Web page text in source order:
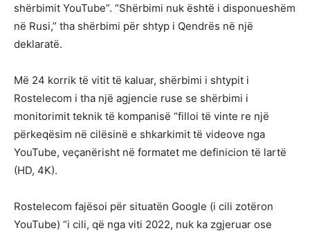
shërbimit YouTube”. “Shërbimi nuk është i disponueshëm
në Rusi,” tha shërbimi për shtyp i Qendrës në një
deklaratë.
Më 24 korrik të vitit të kaluar, shërbimi i shtypit i
Rostelecom i tha një agjencie ruse se shërbimi i
monitorimit teknik të kompanisë “filloi të vinte re një
përkeqësim në cilësinë e shkarkimit të videove nga
YouTube, veçanërisht në formatet me definicion të lartë
(HD, 4K).
Rostelecom fajësoi për situatën Google (i cili zotëron
YouTube) “i cili, që nga viti 2022, nuk ka zgjeruar ose